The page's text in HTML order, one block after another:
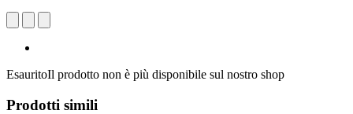
EsauritoIl prodotto non è più disponibile sul nostro shop
Prodotti simili